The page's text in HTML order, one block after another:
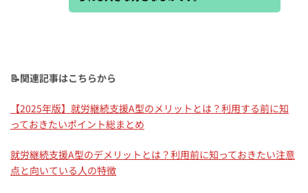
📝関連記事はこちらから
【2025年版】就労継続支援A型のメリットとは？利用する前に知
っておきたいポイント総まとめ
就労継続支援A型のデメリットとは？利用前に知っておきたい注意
点と向いている人の特徴